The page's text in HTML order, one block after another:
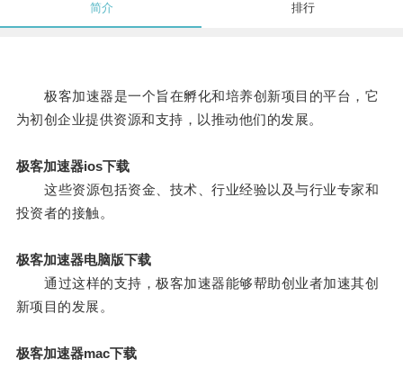
简介 排行
极客加速器是一个旨在孵化和培养创新项目的平台，它
为初创企业提供资源和支持，以推动他们的发展。
极客加速器ios下载
这些资源包括资金、技术、行业经验以及与行业专家和
投资者的接触。
极客加速器电脑版下载
通过这样的支持，极客加速器能够帮助创业者加速其创
新项目的发展。
极客加速器mac下载